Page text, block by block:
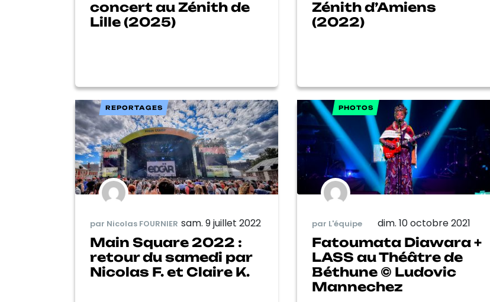
concert au Zénith de
Lille (2025)
Zénith d’Amiens
(2022)
REPORTAGES
par Nicolas FOURNIER sam. 9 juillet 2022
Main Square 2022 :
retour du samedi par
Nicolas F. et Claire K.
PHOTOS
par L'équipe dim. 10 octobre 2021
Fatoumata Diawara +
LASS au Théâtre de
Béthune © Ludovic
Mannechez